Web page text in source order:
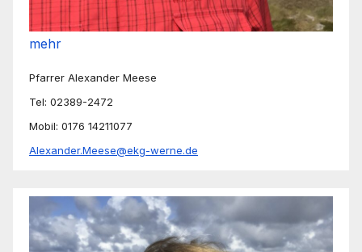
mehr
Pfarrer Alexander Meese
Tel: 02389-2472
Mobil: 0176 14211077
Alexander.Meese@ekg-werne.de